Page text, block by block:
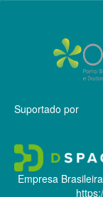
Suportado por
Empresa